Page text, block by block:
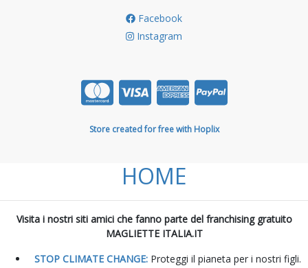
Facebook
Instagram
Store created for free with Hoplix
HOME
Visita i nostri siti amici che fanno parte del franchising gratuito
MAGLIETTE ITALIA.IT
STOP CLIMATE CHANGE: Proteggi il pianeta per i nostri figli.